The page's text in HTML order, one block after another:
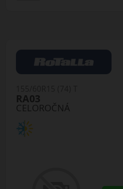
CELOROČNÁ
RA03